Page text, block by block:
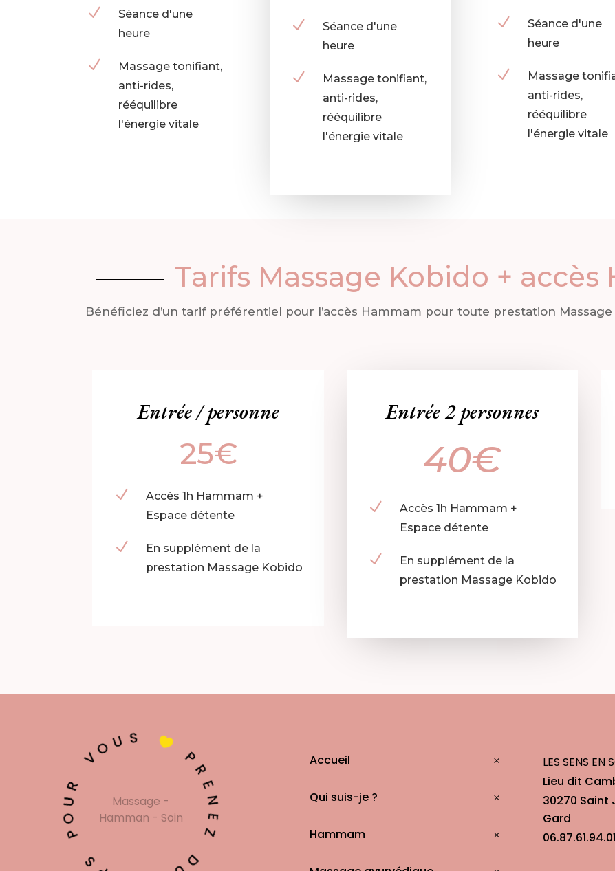
N
Séance d'une
heure
N
Massage tonifiant,
anti-rides,
rééquilibre
l'énergie vitale
N
Séance d'une
heure
N
Massage tonifiant,
anti-rides,
rééquilibre
l'énergie vitale
N
Séance d'une
heure
N
Massage
anti-rides,
rééquilibre
l'énergie vitale
Tarifs Massage Kobido +
Bénéficiez d’un tarif préférentiel pour l’accès Hammam pour toute prestation
Entrée / personne
25€
N
Accès 1h Hammam +
Espace détente
N
En supplément de la
prestation Massage Kobido
Entrée 2 personnes
40€
N
Accès 1h Hammam +
Espace détente
N
En supplément de la
prestation Massage Kobido
Massage -
Hamman - Soin
P
R
E
N
E
P
P
O
U
VO U 
Accueil
Qui suis-je ?
Hammam
LES SENS EN
Lieu dit
30270 Saint
Gard
06.87.61.94.01